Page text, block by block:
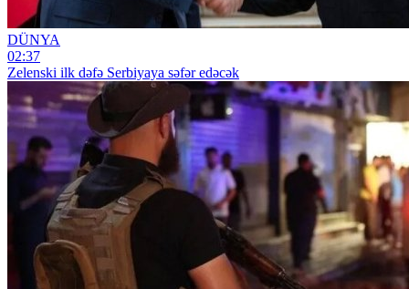
DÜNYA
02:37
Zelenski ilk dəfə Serbiyaya səfər edəcək